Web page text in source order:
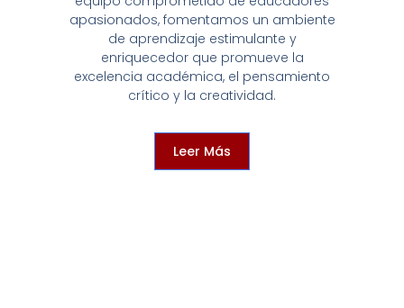
apasionados, fomentamos un ambiente
de aprendizaje estimulante y
enriquecedor que promueve la
excelencia académica, el pensamiento
crítico y la creatividad.
Leer Más